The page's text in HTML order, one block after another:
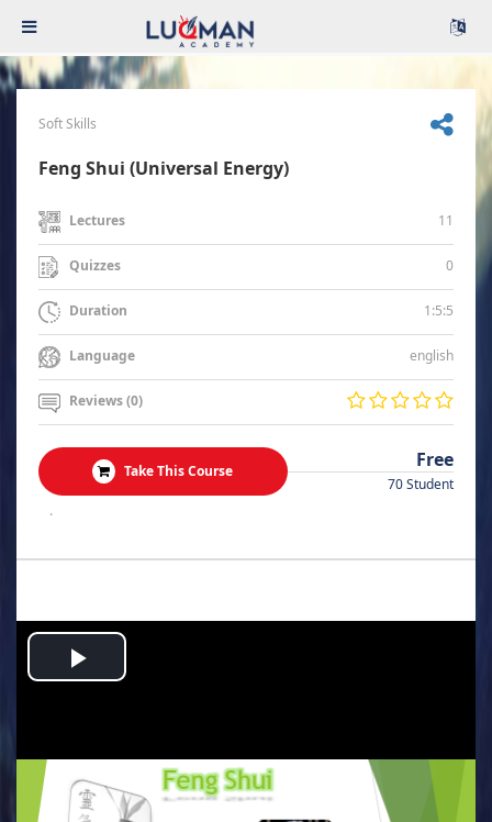
Soft Skills
Feng Shui (Universal Energy)
Lectures 11
Quizzes 0
Duration 1:5:5
Language english
Reviews (0)
Take This Course Free
70 Student
.
Play